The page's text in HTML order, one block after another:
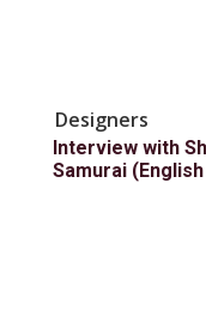
Designers
Interview with
Samurai